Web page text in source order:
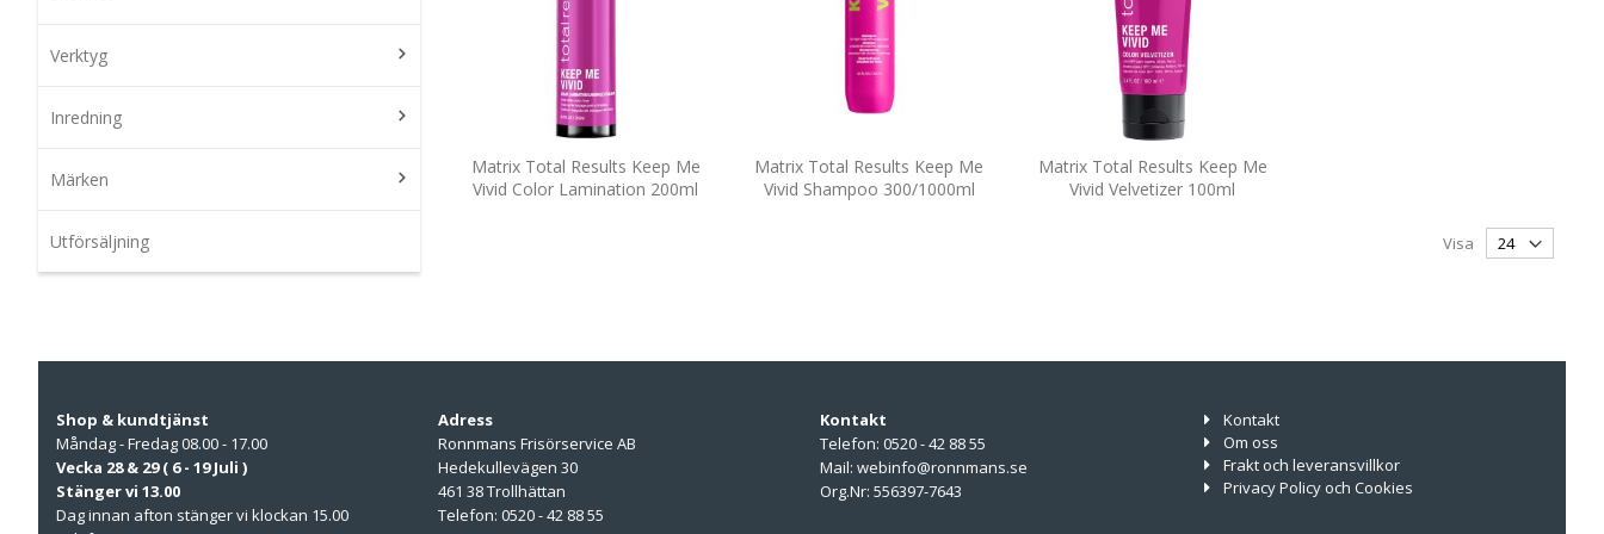
Verktyg
Inredning
Märken
Utförsäljning
Matrix Total Results Keep Me
Vivid Color Lamination 200ml
Matrix Total Results Keep Me
Vivid Shampoo 300/1000ml
Matrix Total Results Keep Me
Vivid Velvetizer 100ml
Visa
Shop & kundtjänst
Måndag - Fredag 08.00 - 17.00
Vecka 28 & 29 ( 6 - 19 Juli )
Stänger vi 13.00
Dag innan afton stänger vi klockan 15.00
Adress
Ronnmans Frisörservice AB
Hedekullevägen 30
461 38 Trollhättan
Telefon: 0520 - 42 88 55
Kontakt
Telefon: 0520 - 42 88 55
Mail: webinfo@ronnmans.se
Org.Nr: 556397-7643
Kontakt
Om oss
Frakt och leveransvillkor
Privacy Policy och Cookies